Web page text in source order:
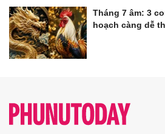
Tháng 7 âm: 3
hoạch càng dễ